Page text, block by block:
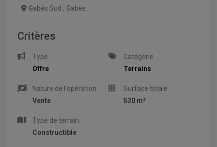
Gabès Sud , Gabès
Critères
Type
Offre
Catégorie
Terrains
Nature de l'opération
Vente
Surface totale
530 m²
Type de terrain
Constructible